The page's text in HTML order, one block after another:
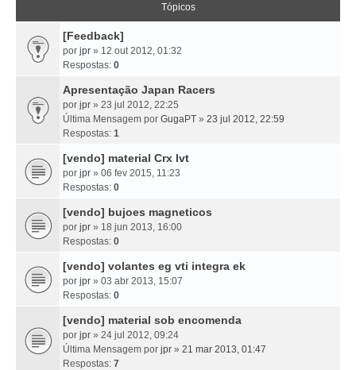
Tópicos
[Feedback]
por jpr » 12 out 2012, 01:32
Respostas: 0
Apresentação Japan Racers
por jpr » 23 jul 2012, 22:25
Última Mensagem por GugaPT » 23 jul 2012, 22:59
Respostas: 1
[vendo] material Crx Ivt
por jpr » 06 fev 2015, 11:23
Respostas: 0
[vendo] bujoes magneticos
por jpr » 18 jun 2013, 16:00
Respostas: 0
[vendo] volantes eg vti integra ek
por jpr » 03 abr 2013, 15:07
Respostas: 0
[vendo] material sob encomenda
por jpr » 24 jul 2012, 09:24
Última Mensagem por jpr » 21 mar 2013, 01:47
Respostas: 7